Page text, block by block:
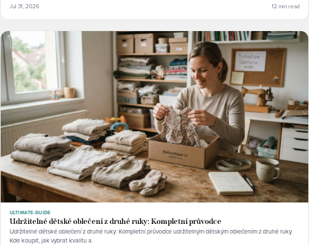
Jul 31, 2026 12 min read
ULTIMATE-GUIDE
Udržitelné dětské oblečení z druhé ruky: Kompletní průvodce
Udržitelné dětské oblečení z druhé ruky: Kompletní průvodce udržitelným dětským oblečením z druhé ruky.
Kde koupit, jak vybrat kvalitu a.